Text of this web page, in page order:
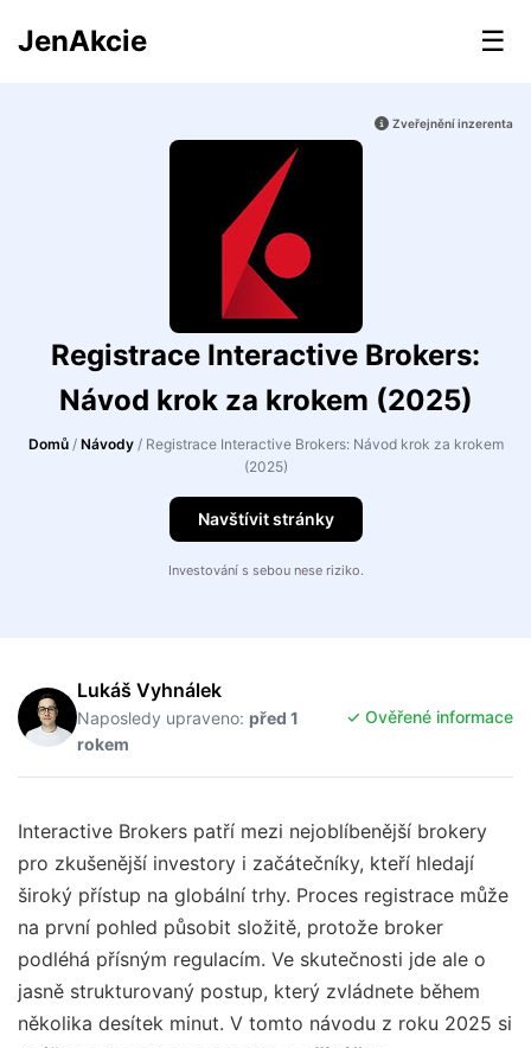
JenAkcie ☰
Zveřejnění inzerenta
Registrace Interactive Brokers:
Návod krok za krokem (2025)
Domů/ Návody/ Registrace Interactive Brokers: Návod krok za krokem
(2025)
Navštívit stránky
Investování s sebou nese riziko.
Lukáš Vyhnálek
Naposledy upraveno: před 1
rokem
✓ Ověřené informace
Interactive Brokers patří mezi nejoblíbenější brokery
pro zkušenější investory i začátečníky, kteří hledají
široký přístup na globální trhy. Proces registrace může
na první pohled působit složitě, protože broker
podléhá přísným regulacím. Ve skutečnosti jde ale o
jasně strukturovaný postup, který zvládnete během
několika desítek minut. V tomto návodu z roku 2025 si